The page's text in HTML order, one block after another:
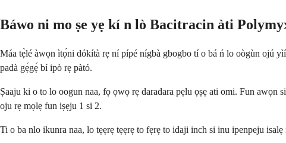
Báwo ni mo ṣe yẹ kí n lò Bacitracin àti
Máa tẹ̀lé àwọn ìtọ́ni dókítà rẹ ní pípé nígbà gbogbo tí o bá ń lo oògùn ojú
padà gẹ́gẹ́ bí ipò rẹ pàtó.
Ṣaaju ki o to lo oogun naa, fọ ọwọ rẹ daradara pẹlu ọṣẹ ati omi. Fun
oju rẹ mọlẹ fun iṣẹju 1 si 2.
Ti o ba nlo ikunra naa, lo tẹẹrẹ tẹẹrẹ to fẹrẹ to idaji inch si inu ipenpeju